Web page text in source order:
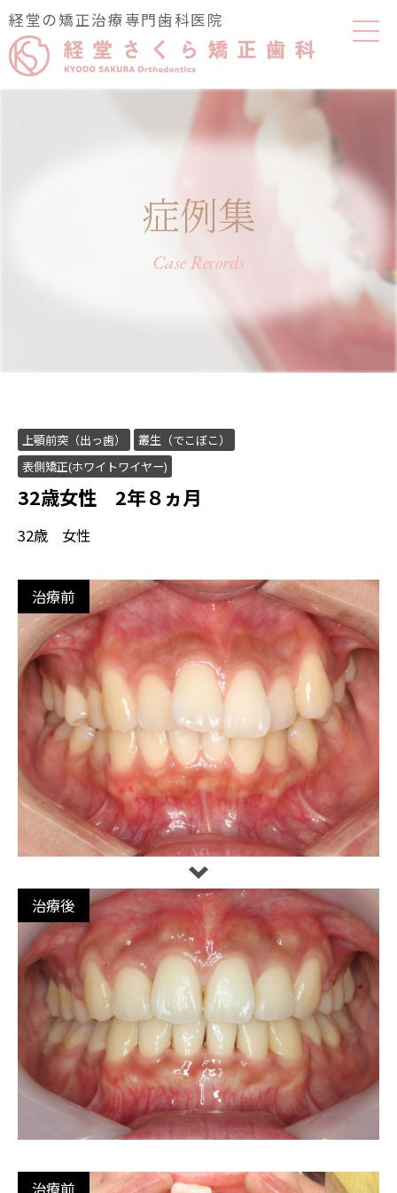
経堂の矯正治療専門歯科医院
症例集
Case Records
上顎前突（出っ歯）
叢生（でこぼこ）
表側矯正(ホワイトワイヤー)
32歳女性 2年８ヵ月
32歳 女性
治療前
治療後
治療前